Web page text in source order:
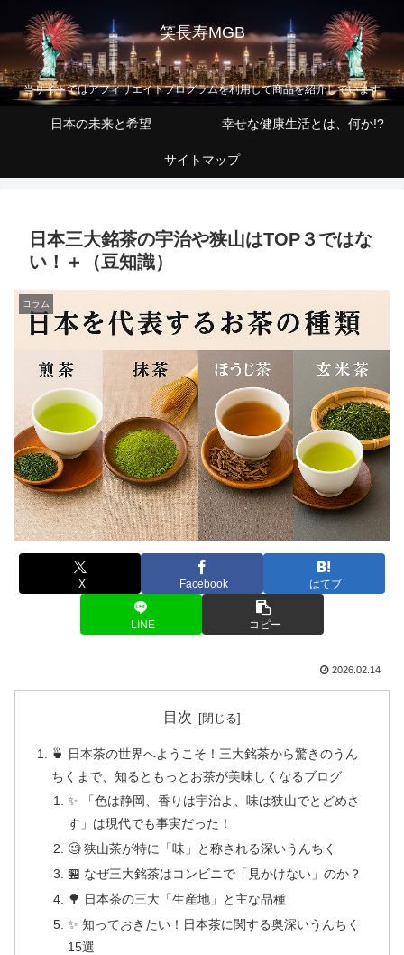
笑長寿MGB
当サイトではアフィリエイトプログラムを利用して商品を紹介しています
日本の未来と希望 幸せな健康生活とは、何か!?
サイトマップ
日本三大銘茶の宇治や狭山はTOP３ではな
い！＋（豆知識）
コラム
X Facebook はてブ
LINE コピー
2026.02.14
目次
🍵 日本茶の世界へようこそ！三大銘茶から驚きのうん
ちくまで、知るともっとお茶が美味しくなるブログ
✨ 「色は静岡、香りは宇治よ、味は狭山でとどめさ
す」は現代でも事実だった！
🧐 狭山茶が特に「味」と称される深いうんちく
🏪 なぜ三大銘茶はコンビニで「見かけない」のか？
🌳 日本茶の三大「生産地」と主な品種
✨ 知っておきたい！日本茶に関する奥深いうんちく
15選